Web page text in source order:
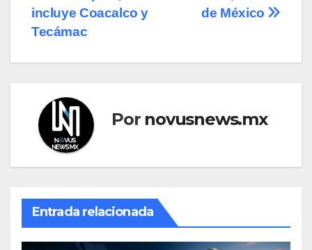
entradas
de México
incluye Coacalco y
Tecámac
Por novusnews.mx
Entrada relacionada